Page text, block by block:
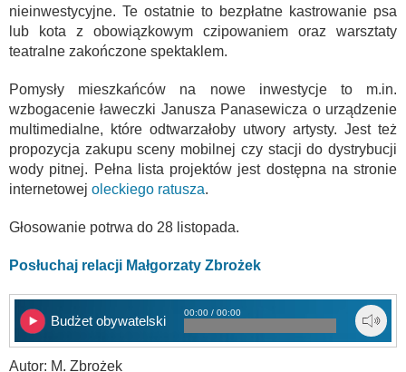
nieinwestycyjne. Te ostatnie to bezpłatne kastrowanie psa
lub kota z obowiązkowym czipowaniem oraz warsztaty
teatralne zakończone spektaklem.
Pomysły mieszkańców na nowe inwestycje to m.in.
wzbogacenie ławeczki Janusza Panasewicza o urządzenie
multimedialne, które odtwarzałoby utwory artysty. Jest też
propozycja zakupu sceny mobilnej czy stacji do dystrybucji
wody pitnej. Pełna lista projektów jest dostępna na stronie
internetowej oleckiego ratusza.
Głosowanie potrwa do 28 listopada.
Posłuchaj relacji Małgorzaty Zbrożek
Budżet obywatelski
00:00 / 00:00
Autor: M. Zbrożek